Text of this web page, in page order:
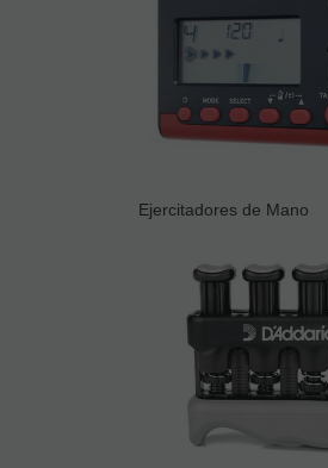
Ejercitadores de Mano